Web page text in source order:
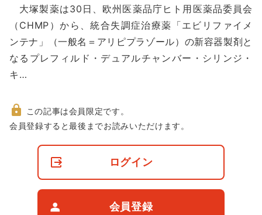
動
大塚製薬は30日、欧州医薬品庁ヒト用医薬品委員会
（CHMP）から、統合失調症治療薬「エビリファイメ
ンテナ」（一般名＝アリピプラゾール）の新容器製剤と
なるプレフィルド・デュアルチャンバー・シリンジ・
キ…
非
この記事は会員限定です。
会員登録すると最後までお読みいただけます。
ログイン
会員登録